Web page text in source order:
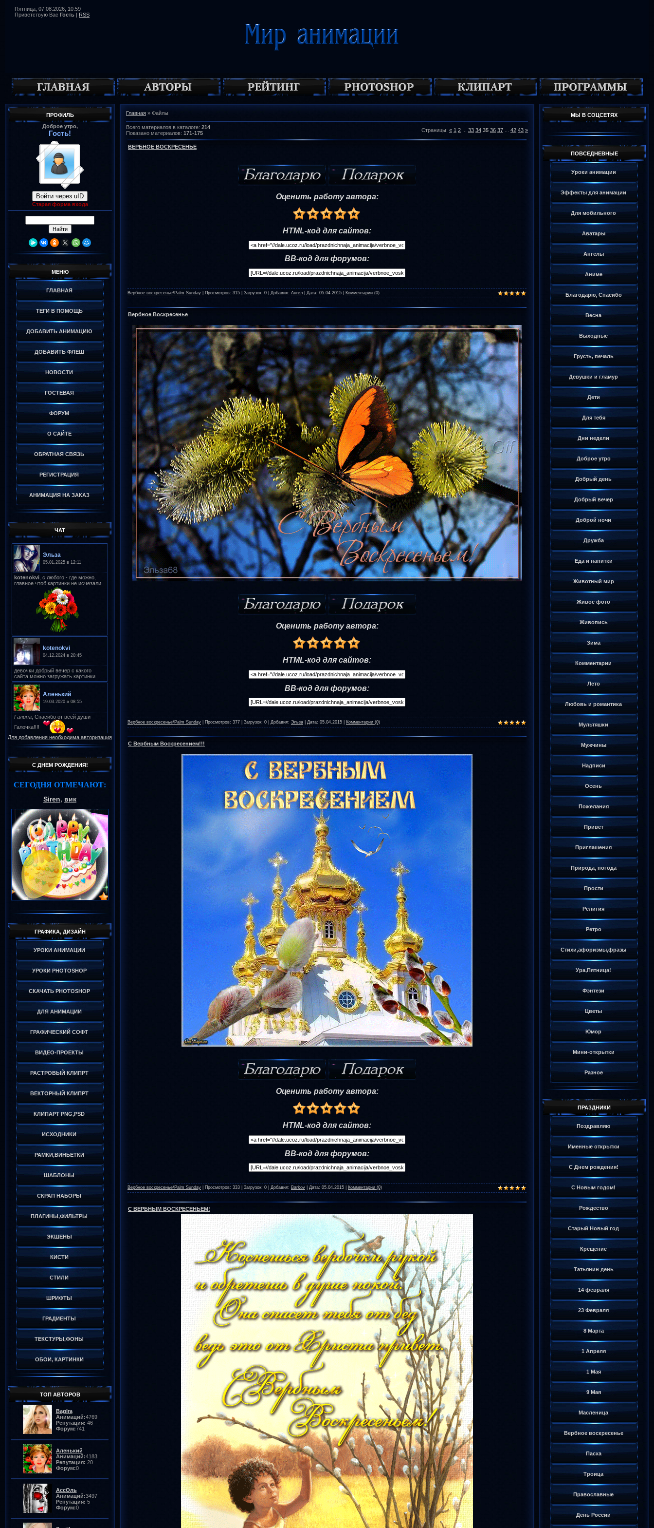
Пятница, 07.08.2026, 10:59
Приветствую Вас Гость | RSS
ПРОФИЛЬ
Доброе утро,
Гость!
Войти через uID
Старая форма входа
МЕНЮ
ГЛАВНАЯ
ТЕГИ В ПОМОЩЬ
ДОБАВИТЬ АНИМАЦИЮ
ДОБАВИТЬ ФЛЕШ
НОВОСТИ
ГОСТЕВАЯ
ФОРУМ
О САЙТЕ
ОБРАТНАЯ СВЯЗЬ
РЕГИСТРАЦИЯ
АНИМАЦИЯ НА ЗАКАЗ
ЧАТ
Для добавления необходима авторизация
С ДНЕМ РОЖДЕНИЯ!
СЕГОДНЯ ОТМЕЧАЮТ:
Siren, вик
ГРАФИКА, ДИЗАЙН
УРОКИ АНИМАЦИИ
УРОКИ PHOTOSHOP
СКАЧАТЬ PHOTOSHOP
ДЛЯ АНИМАЦИИ
ГРАФИЧЕСКИЙ СОФТ
ВИДЕО-ПРОЕКТЫ
РАСТРОВЫЙ КЛИПРТ
ВЕКТОРНЫЙ КЛИПРТ
КЛИПАРТ PNG,PSD
ИСХОДНИКИ
РАМКИ,ВИНЬЕТКИ
ШАБЛОНЫ
СКРАП НАБОРЫ
ПЛАГИНЫ,ФИЛЬТРЫ
ЭКШЕНЫ
КИСТИ
СТИЛИ
ШРИФТЫ
ГРАДИЕНТЫ
ТЕКСТУРЫ,ФОНЫ
ОБОИ, КАРТИНКИ
ТОП АВТОРОВ
BagIra
Анимаций:4769
Репутация: 46
Форум:741
Аленький
Анимаций:4183
Репутация: 20
Форум:0
АссОль
Анимаций:3497
Репутация: 5
Форум:0
Главная » Файлы
Всего материалов в каталоге: 214
Показано материалов: 171-175 Страницы: « 1 2 33 34 35 36 37 42 43 »
ВЕРБНОЕ ВОСКРЕСЕНЬЕ
Оценить работу автора:
HTML-код для сайтов:
BB-код для форумов:
Вербное воскресенье/Palm Sunday Просмотров: 315 Загрузок: 0 Добавил: Ангел Дата: 05.04.2015 Комментарии (0)
Вербное Воскресенье
Оценить работу автора:
HTML-код для сайтов:
BB-код для форумов:
Вербное воскресенье/Palm Sunday Просмотров: 377 Загрузок: 0 Добавил: Эльза Дата: 05.04.2015 Комментарии (0)
С Вербным Воскресением!!!
Оценить работу автора:
HTML-код для сайтов:
BB-код для форумов:
Вербное воскресенье/Palm Sunday Просмотров: 333 Загрузок: 0 Добавил: Barkov Дата: 05.04.2015 Комментарии (0)
С ВЕРБНЫМ ВОСКРЕСЕНЬЕМ!
МЫ В СОЦСЕТЯХ
ПОВСЕДНЕВНЫЕ
Уроки анимации
Эффекты для анимации
Для мобильного
Аватары
Ангелы
Аниме
Благодарю, Спасибо
Весна
Выходные
Грусть, печаль
Девушки и гламур
Дети
Для тебя
Дни недели
Доброе утро
Добрый день
Добрый вечер
Доброй ночи
Дружба
Еда и напитки
Животный мир
Живое фото
Живопись
Зима
Комментарии
Лето
Любовь и романтика
Мультяшки
Мужчины
Надписи
Осень
Пожелания
Привет
Приглашения
Природа, погода
Прости
Религия
Ретро
Стихи,афоризмы,фразы
Ура,Пятница!
Фэнтези
Цветы
Юмор
Мини-открытки
Разное
ПРАЗДНИКИ
Поздравляю
Именные открытки
С Днем рождения!
С Новым годом!
Рождество
Старый Новый год
Крещение
Татьянин день
14 февраля
23 Февраля
8 Марта
1 Апреля
1 Мая
9 Мая
Масленица
Вербное воскресенье
Пасха
Троица
Православные
День России